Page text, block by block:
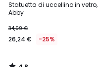
Statuetta di uccellino in vetro,
Abby
34,99 €
26,24 € -25%
/ 5